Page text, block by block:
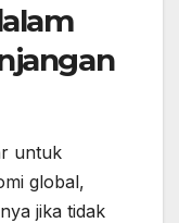
untuk
global,
jika tidak